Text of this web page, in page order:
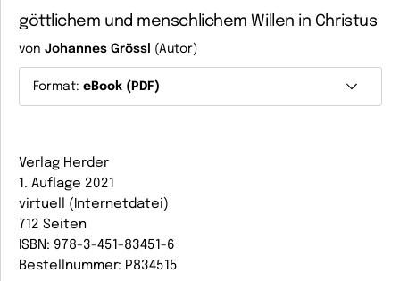
göttlichem und menschlichem Willen in Christus
von Johannes Grössl (Autor)
Format: eBook (PDF)
Verlag Herder
1. Auflage 2021
virtuell (Internetdatei)
712 Seiten
ISBN: 978-3-451-83451-6
Bestellnummer: P834515